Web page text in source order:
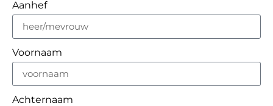
Aanhef
Voornaam
Achternaam